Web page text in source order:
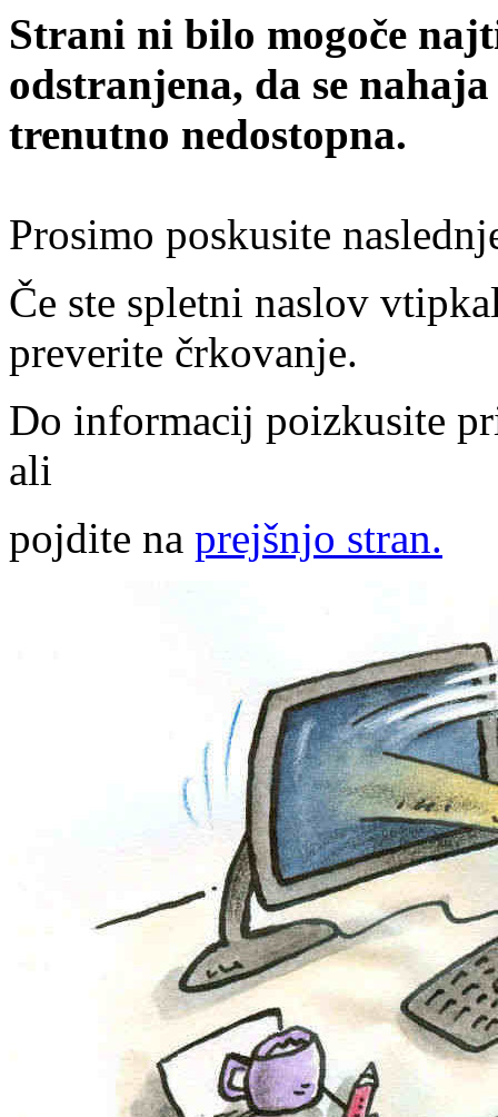
Strani ni bilo mogoče
odstranjena, da se
trenutno nedostopna.
Prosimo poskusite
Če ste spletni naslov
preverite črkovanje.
Do informacij poizkusite
ali
pojdite na prejšnjo stran.